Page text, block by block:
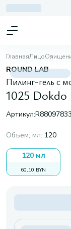
ГлавнаяЛицо
ROUND LAB
Пилинг-гель с
1025 Dokdo
Артикул:
Объем, мл: 120
120 мл
60,10 BYN